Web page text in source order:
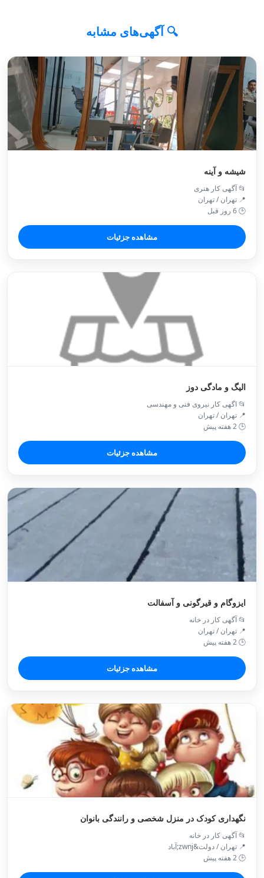
🔍 آگهی‌های مشابه
شیشه و آینه
📂 آگهی کار هنری
📍 تهران / تهران
🕒 6 روز قبل
مشاهده جزئیات
الیگ و مادگی دوز
📂 اگهی کار نیروی فنی و مهندسی
📍 تهران / تهران
🕒 2 هفته پیش
مشاهده جزئیات
ایزوگام و قیرگونی و آسفالت
📂 آگهی کار در خانه
📍 تهران / تهران
🕒 2 هفته پیش
مشاهده جزئیات
نگهداری کودک در منزل شخصی و رانندگی بانوان
📂 آگهی کار در خانه
📍 تهران / دولت&zwnj;آباد
🕒 2 هفته پیش